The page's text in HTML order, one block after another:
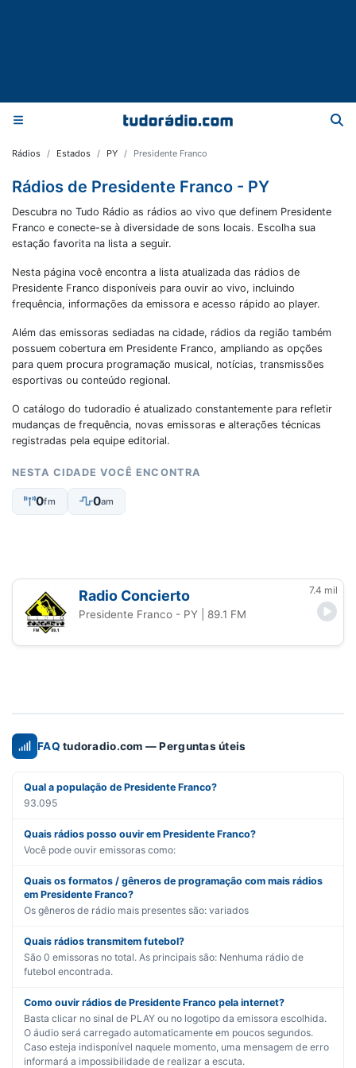
Rádios Estados PY Presidente Franco
Rádios de Presidente Franco - PY
Descubra no Tudo Rádio as rádios ao vivo que definem Presidente
Franco e conecte-se à diversidade de sons locais. Escolha sua
estação favorita na lista a seguir.
Nesta página você encontra a lista atualizada das rádios de
Presidente Franco disponíveis para ouvir ao vivo, incluindo
frequência, informações da emissora e acesso rápido ao player.
Além das emissoras sediadas na cidade, rádios da região também
possuem cobertura em Presidente Franco, ampliando as opções
para quem procura programação musical, notícias, transmissões
esportivas ou conteúdo regional.
O catálogo do tudoradio é atualizado constantemente para refletir
mudanças de frequência, novas emissoras e alterações técnicas
registradas pela equipe editorial.
NESTA CIDADE VOCÊ ENCONTRA
0fm 0am
Radio Concierto 7.4 mil
Presidente Franco - PY | 89.1 FM
FAQ tudoradio.com — Perguntas úteis
Qual a população de Presidente Franco?
93.095
Quais rádios posso ouvir em Presidente Franco?
Você pode ouvir emissoras como:
Quais os formatos / gêneros de programação com mais rádios
em Presidente Franco?
Os gêneros de rádio mais presentes são: variados
Quais rádios transmitem futebol?
São 0 emissoras no total. As principais são: Nenhuma rádio de
futebol encontrada.
Como ouvir rádios de Presidente Franco pela internet?
Basta clicar no sinal de PLAY ou no logotipo da emissora escolhida.
O áudio será carregado automaticamente em poucos segundos.
Caso esteja indisponível naquele momento, uma mensagem de erro
informará a impossibilidade de realizar a escuta.